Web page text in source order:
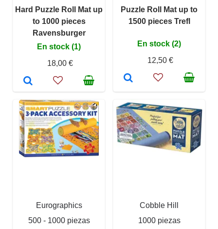
Hard Puzzle Roll Mat up
to 1000 pieces
Ravensburger
En stock (1)
18,00 €
Puzzle Roll Mat up to
1500 pieces Trefl
En stock (2)
12,50 €
Eurographics
500 - 1000 piezas
Cobble Hill
1000 piezas